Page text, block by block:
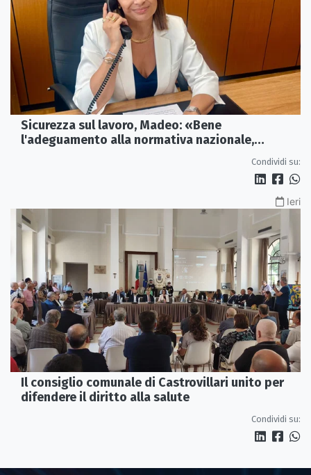
Sicurezza sul lavoro, Madeo: «Bene
l'adeguamento alla normativa nazionale,
Condividi su:
Ieri
Il consiglio comunale di Castrovillari unito per
difendere il diritto alla salute
Condividi su: